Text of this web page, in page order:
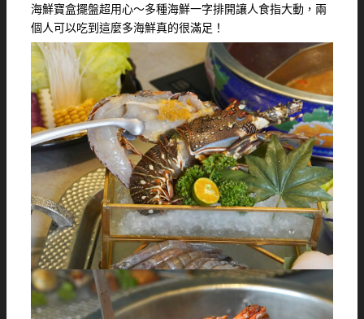
海鮮寶盒擺盤超用心～多種海鮮一字排開讓人食指大動，兩
個人可以吃到這麼多海鮮真的很滿足！